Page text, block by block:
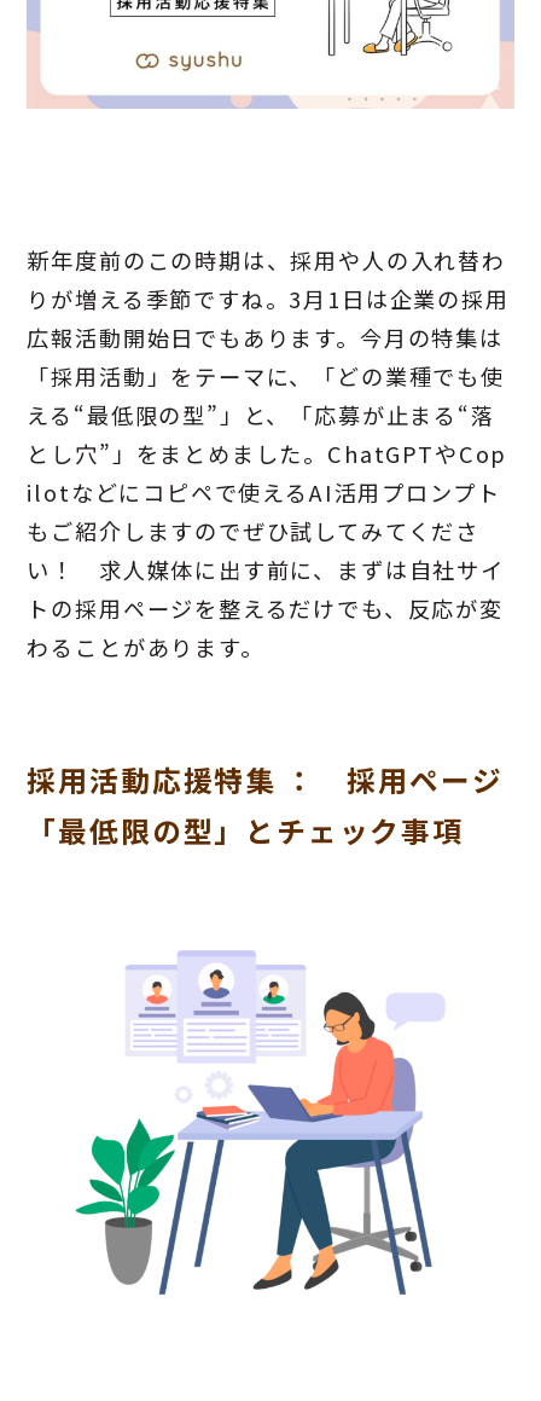
新年度前のこの時期は、採用や人の入れ替わ
りが増える季節ですね。3月1日は企業の採用
広報活動開始日でもあります。今月の特集は
「採用活動」をテーマに、「どの業種でも使
える“最低限の型”」と、「応募が止まる“落
とし穴”」をまとめました。ChatGPTやCop
ilotなどにコピペで使えるAI活用プロンプト
もご紹介しますのでぜひ試してみてくださ
い！ 求人媒体に出す前に、まずは自社サイ
トの採用ページを整えるだけでも、反応が変
わることがあります。
採用活動応援特集 ： 採用ページ
「最低限の型」とチェック事項